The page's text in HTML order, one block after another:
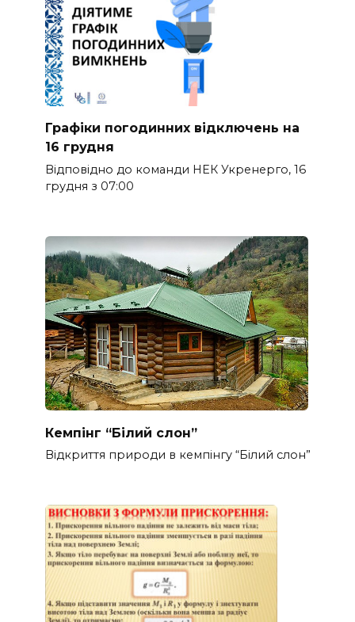
Графіки погодинних відключень на
16 грудня
Відповідно до команди НЕК Укренерго, 16
грудня з 07:00
Кемпінг “Білий слон”
Відкриття природи в кемпінгу “Білий слон”